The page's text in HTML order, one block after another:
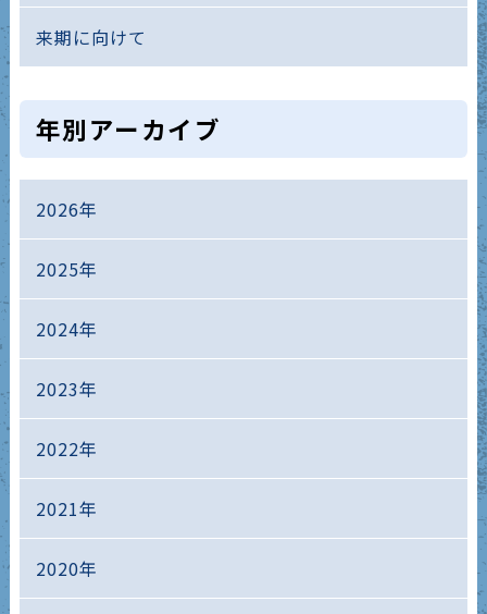
来期に向けて
年別アーカイブ
2026年
2025年
2024年
2023年
2022年
2021年
2020年